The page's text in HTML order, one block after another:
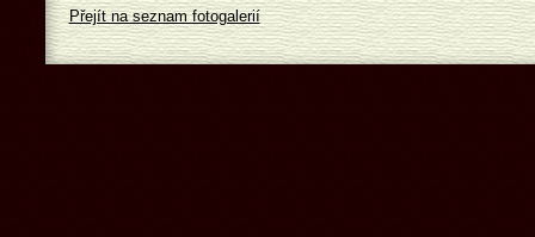
Přejít na seznam fotogalerií